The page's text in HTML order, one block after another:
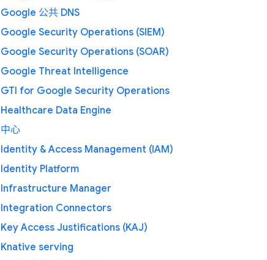
Google 公共 DNS
Google Security Operations (SIEM)
Google Security Operations (SOAR)
Google Threat Intelligence
GTI for Google Security Operations
Healthcare Data Engine
中心
Identity & Access Management (IAM)
Identity Platform
Infrastructure Manager
Integration Connectors
Key Access Justifications (KAJ)
Knative serving